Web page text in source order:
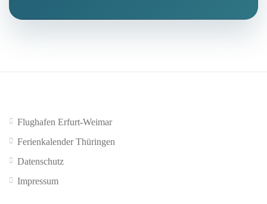
Flughafen Erfurt-Weimar
Ferienkalender Thüringen
Datenschutz
Impressum